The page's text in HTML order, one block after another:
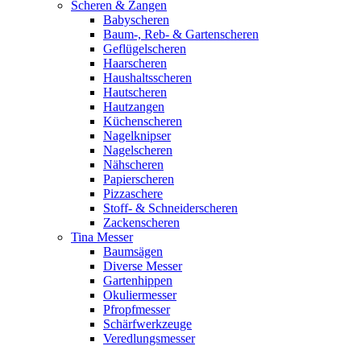
Scheren & Zangen
Babyscheren
Baum-, Reb- & Gartenscheren
Geflügelscheren
Haarscheren
Haushaltsscheren
Hautscheren
Hautzangen
Küchenscheren
Nagelknipser
Nagelscheren
Nähscheren
Papierscheren
Pizzaschere
Stoff- & Schneiderscheren
Zackenscheren
Tina Messer
Baumsägen
Diverse Messer
Gartenhippen
Okuliermesser
Pfropfmesser
Schärfwerkzeuge
Veredlungsmesser